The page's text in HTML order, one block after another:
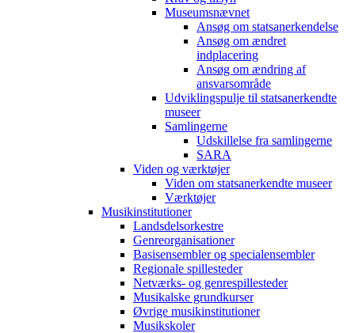
Museumsnævnet
Ansøg om statsanerkendelse
Ansøg om ændret
indplacering
Ansøg om ændring af
ansvarsområde
Udviklingspulje til statsanerkendte
museer
Samlingerne
Udskillelse fra samlingerne
SARA
Viden og værktøjer
Viden om statsanerkendte museer
Værktøjer
Musikinstitutioner
Landsdelsorkestre
Genreorganisationer
Basisensembler og specialensembler
Regionale spillesteder
Netværks- og genrespillesteder
Musikalske grundkurser
Øvrige musikinstitutioner
Musikskoler